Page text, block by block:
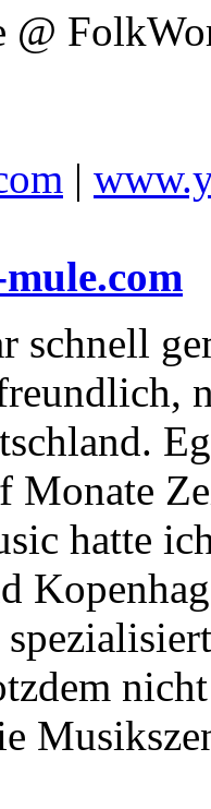
@
|
schnell
Monate
hatte